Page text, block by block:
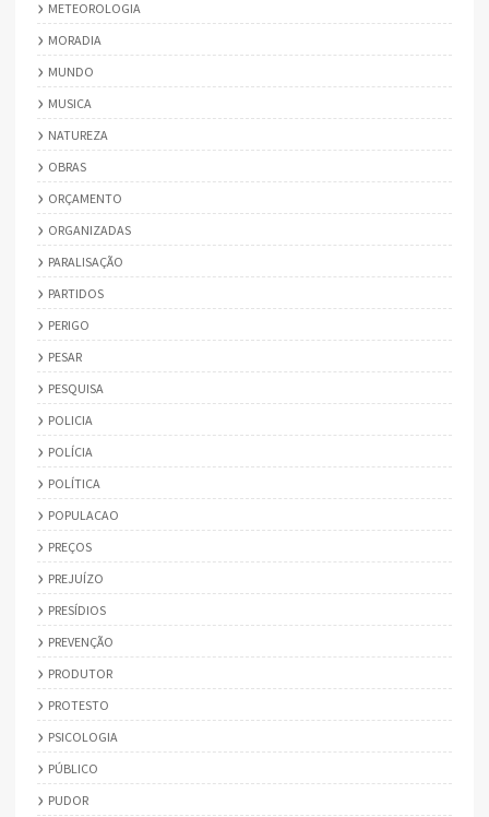
METEOROLOGIA
MORADIA
MUNDO
MUSICA
NATUREZA
OBRAS
ORÇAMENTO
ORGANIZADAS
PARALISAÇÃO
PARTIDOS
PERIGO
PESAR
PESQUISA
POLICIA
POLÍCIA
POLÍTICA
POPULACAO
PREÇOS
PREJUÍZO
PRESÍDIOS
PREVENÇÃO
PRODUTOR
PROTESTO
PSICOLOGIA
PÚBLICO
PUDOR